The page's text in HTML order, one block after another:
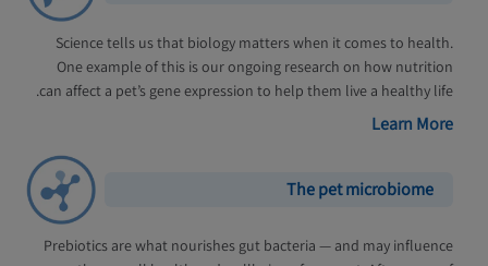
Science tells us that biology matters when it comes to health.
One example of this is our ongoing research on how nutrition
can affect a pet’s gene expression to help them live a healthy life.
Learn More
The pet microbiome
Prebiotics are what nourishes gut bacteria — and may influence